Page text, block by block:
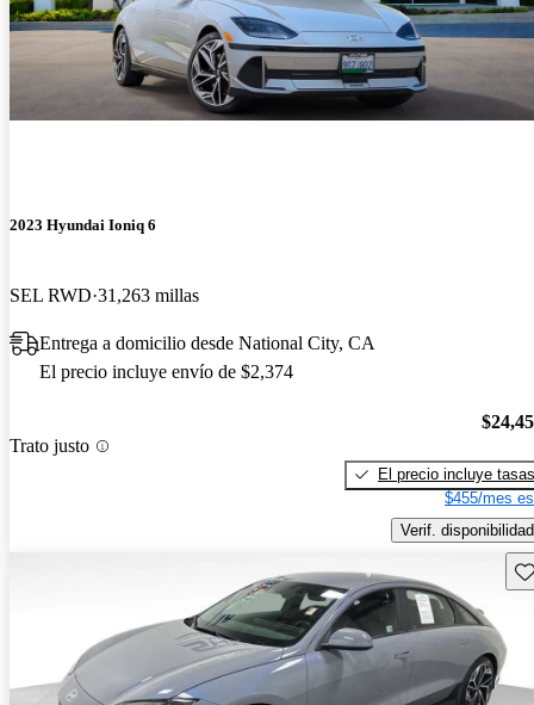
2023 Hyundai Ioniq 6
SEL RWD 31,263 millas
Entrega a domicilio desde National City, CA
El precio incluye envío de $2,374
Trato justo
El precio incluye tasas
$455/mes
Verif. disponibilidad